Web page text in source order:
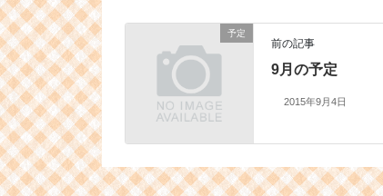
予定
前の記事
9月の予定
2015年9月4日